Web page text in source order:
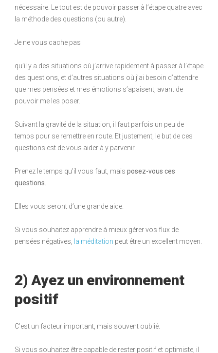
nécessaire. Le tout est de pouvoir passer à l’étape quatre avec
la méthode des questions (ou autre).
Je ne vous cache pas
qu’il y a des situations où j’arrive rapidement à passer à l’étape
des questions, et d’autres situations où j’ai besoin d’attendre
que mes pensées et mes émotions s’apaisent, avant de
pouvoir me les poser.
Suivant la gravité de la situation, il faut parfois un peu de
temps pour se remettre en route. Et justement, le but de ces
questions est de vous aider à y parvenir.
Prenez le temps qu’il vous faut, mais posez-vous ces
questions.
Elles vous seront d’une grande aide.
Si vous souhaitez apprendre à mieux gérer vos flux de
pensées négatives,
la méditation peut être un excellent moyen.
2) Ayez un environnement
positif
C’est un facteur important, mais souvent oublié.
Si vous souhaitez être capable de rester positif et optimiste, il